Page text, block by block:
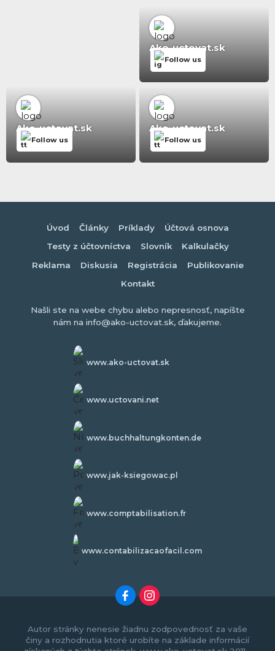
Ako-uctovat.sk
Follow us
Ako-uctovat.sk
Follow us
Ako-uctovat.sk
Follow us
Úvod Články Príklady
Účtová osnova
Testy z účtovníctva
Slovník
Kalkulačky
Reklama
Diskusia Registrácia
Publikovanie
Kontakt
Našli ste na webe chybu alebo nepresnosť, napíšte
nám na info@ako-uctovat.sk, ďakujeme.
www.ako-uctovat.sk
www.uctovani.net
www.buchhaltungkonten.de
www.jak-ksiegowac.pl
www.comptabilisation.fr
www.contabilizacaofacil.com
Autor stránky nenesie žiadnu zodpovednosť za vaše
činy a rozhodnutia ktoré urobíte na základe informácií